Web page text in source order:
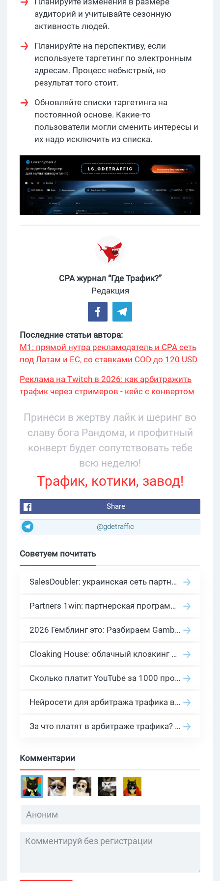
аудиторий и учитывайте сезонную
активность людей.
Планируйте на перспективу, если
используете таргетинг по электронным
адресам. Процесс небыстрый, но
результат того стоит.
Обновляйте списки таргетинга на
постоянной основе. Какие-то
пользователи могли сменить интересы и
их надо исключить из списка.
CPA журнал “Где Трафик?”
Редакция
Последние статьи автора:
М1: прямой нутра рекламодатель и CPA сеть
под Латам и ЕС, со ставками COD до 120 USD
Реклама на Twitch в 2026: как арбитражить
трафик через стримеров - кейс с конвертом
Принеси в жертву лайк и шеринг во
славу бога Рандома, и профитный
конверт будет сопутствовать тебе
всю неделю!
Трафик, котики, завод!
Share
@gdetraffic
Советуем почитать
SalesDoubler: украинская сеть партнерских программ с оплатой за действие
Partners 1win: партнерская программа казино в нише гемблинг арбитраж
2026 Гемблинг это: Разбираем Gambling вертикаль, и все что связано с гемблинг и беттинг офферами
Cloaking House: облачный клоакинг для фильтрации ботов FB и Google Ads — гайд PHP-интеграции 2026
Сколько платит YouTube за 1000 просмотров в 2026: реальные цифры от 0.5 до 36 USD по ГЕО
Нейросети для арбитража трафика в 2026: инструменты, кейсы и AI-медиабайеры
За что платят в арбитраже трафика? 30 моделей оплаты в бурж и СНГ партнерках
Комментарии